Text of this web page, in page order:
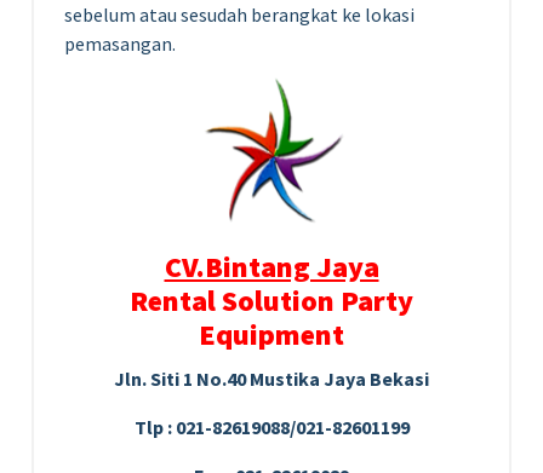
sebelum atau sesudah berangkat ke lokasi
pemasangan.
CV.Bintang Jaya
Rental Solution Party
Equipment
Jln. Siti 1 No.40 Mustika Jaya Bekasi
Tlp : 021-82619088/021-82601199